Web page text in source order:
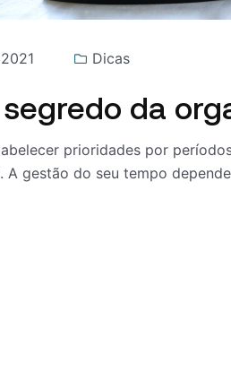
Dicas
da
prioridades por
gestão do seu tempo